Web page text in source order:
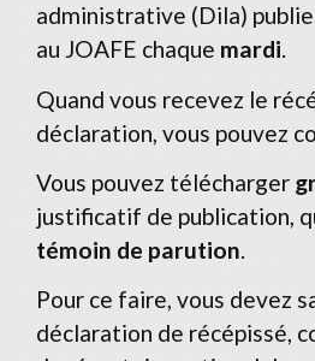
administrative (Dila)
au JOAFE chaque mardi.
Quand vous recevez le
déclaration, vous pouvez
Vous pouvez télécharger
justificatif de publication,
témoin de parution.
Pour ce faire, vous devez
déclaration de récépissé,